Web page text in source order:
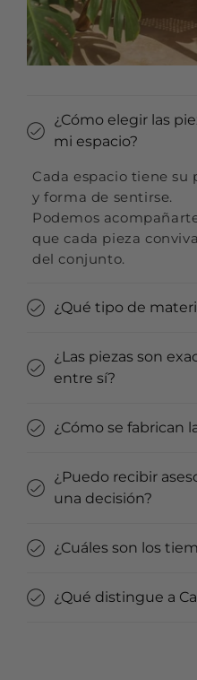
¿Cómo elegir las
mi espacio?
Cada espacio tiene
y forma de sentirse.
Podemos
que cada pieza
del conjunto.
¿Qué tipo de
¿Las piezas son
entre sí?
¿Cómo se fabrican
¿Puedo recibir
una decisión?
¿Cuáles son los
¿Qué distingue a